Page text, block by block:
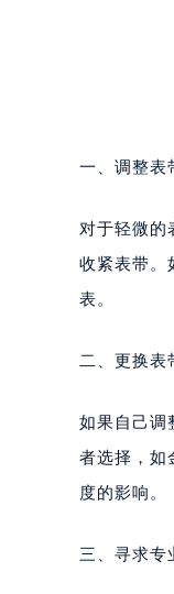
一、调整表
对于轻微的
收紧表带。
表。
二、更换表
如果自己调
者选择，如
度的影响。
三、寻求专